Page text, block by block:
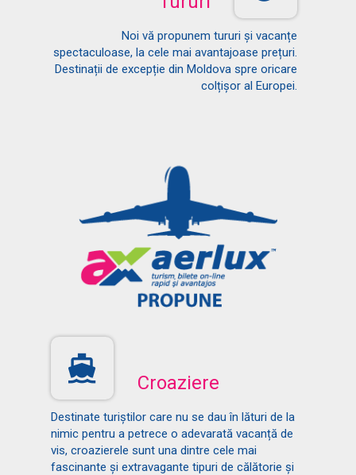
Noi vă propunem tururi și vacanțe
spectaculoase, la cele mai avantajoase prețuri.
Destinații de excepție din Moldova spre oricare
colțișor al Europei.
Croaziere
Destinate turiștilor care nu se dau în lături de la
nimic pentru a petrece o adevarată vacanță de
vis, croazierele sunt una dintre cele mai
fascinante și extravagante tipuri de călătorie și